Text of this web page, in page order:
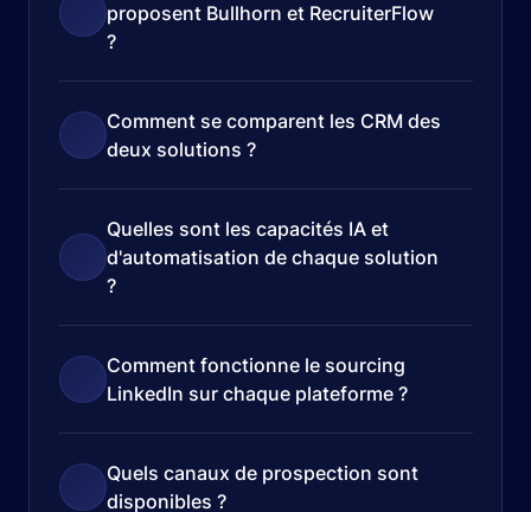
proposent Bullhorn et RecruiterFlow
?
Comment se comparent les CRM des
deux solutions ?
Quelles sont les capacités IA et
d'automatisation de chaque solution
?
Comment fonctionne le sourcing
LinkedIn sur chaque plateforme ?
Quels canaux de prospection sont
disponibles ?